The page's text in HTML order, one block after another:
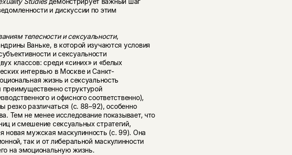
и дискуссии по этим
телесности и сексуальности,
Ваньке, в которой изучаются условия
и сексуальности
классов: среди «синих» и «белых
интервью в Москве и Санкт-
жизнь и сексуальность
структурой
и офисного соответственно),
резко различаться (с. 88–92), особенно
Тем не менее исследование показывает, что
и смешение сексуальных стратегий,
новая мужская маскулинность (с. 99). Она
так и от либеральной маскулинности
на эмоциональную жизнь.